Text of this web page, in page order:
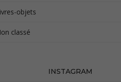
objets
classé
INSTAGRAM